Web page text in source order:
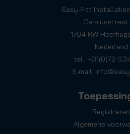
Easy-Fitt
Celsiusstraat
1704 RW
Nederland
tel.: +31(0)72-
E-mail:
Registreren
Algemene